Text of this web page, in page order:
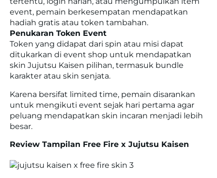
event, pemain berkesempatan mendapatkan
hadiah gratis atau token tambahan.
Penukaran Token Event
Token yang didapat dari spin atau misi dapat
ditukarkan di event shop untuk mendapatkan
skin Jujutsu Kaisen pilihan, termasuk bundle
karakter atau skin senjata.
Karena bersifat limited time, pemain disarankan
untuk mengikuti event sejak hari pertama agar
peluang mendapatkan skin incaran menjadi lebih
besar.
Review Tampilan Free Fire x Jujutsu Kaisen